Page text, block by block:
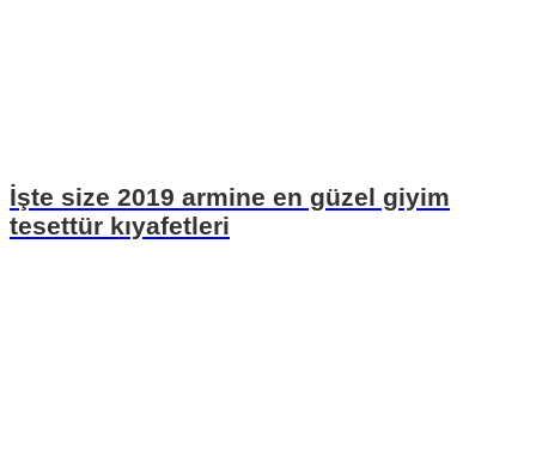
İşte size 2019 armine en güzel giyim
tesettür kıyafetleri